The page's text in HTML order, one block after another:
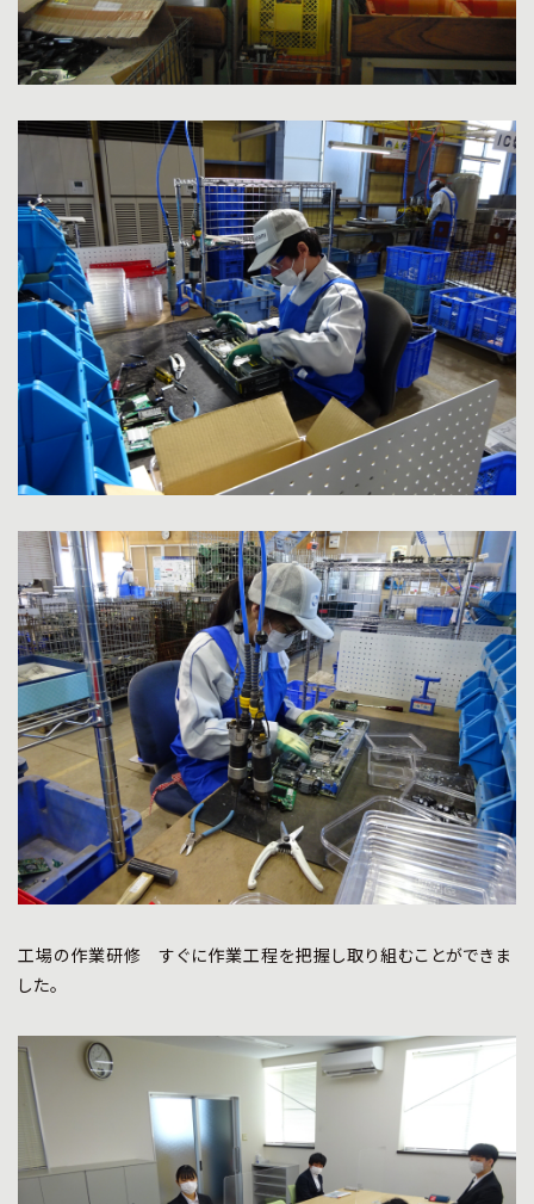
工場の作業研修 すぐに作業工程を把握し取り組むことができま
した。